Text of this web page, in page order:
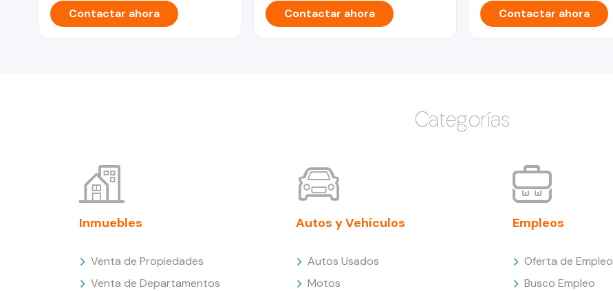
Contactar ahora Contactar ahora Contactar ahora
Categorías
Inmuebles
Venta de Propiedades
Venta de Departamentos
Autos y Vehículos
Autos Usados
Motos
Empleos
Oferta de Empleo
Busco Empleo